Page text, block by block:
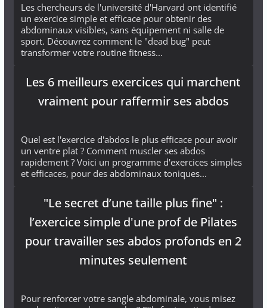
Les chercheurs de l'université d'Harvard ont identifié
un exercice simple et efficace pour obtenir des
abdominaux visibles, sans équipement ni salle de
sport. Découvrez comment le "dead bug" peut
transformer votre routine fitness...
Les 6 meilleurs exercices qui marchent
vraiment pour raffermir ses abdos
Quel est l'exercice d'abdos le plus efficace pour avoir
un ventre plat ? Comment muscler ses abdos
rapidement ? Voici un programme d'exercices simples
et efficaces, pour des abdominaux toniques...
"Le secret d’une taille plus fine" :
l’exercice simple d'une prof de Pilates
pour travailler ses abdos profonds en 2
minutes seulement
Pour renforcer votre sangle abdominale, vous misez